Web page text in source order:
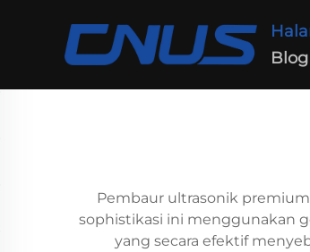
Blog
Pembaur ultrasonik
sophistikasi ini menggunakan
yang secara efektif